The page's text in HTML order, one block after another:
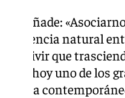
añade:
natural
de vivir que
es hoy uno de los
vida